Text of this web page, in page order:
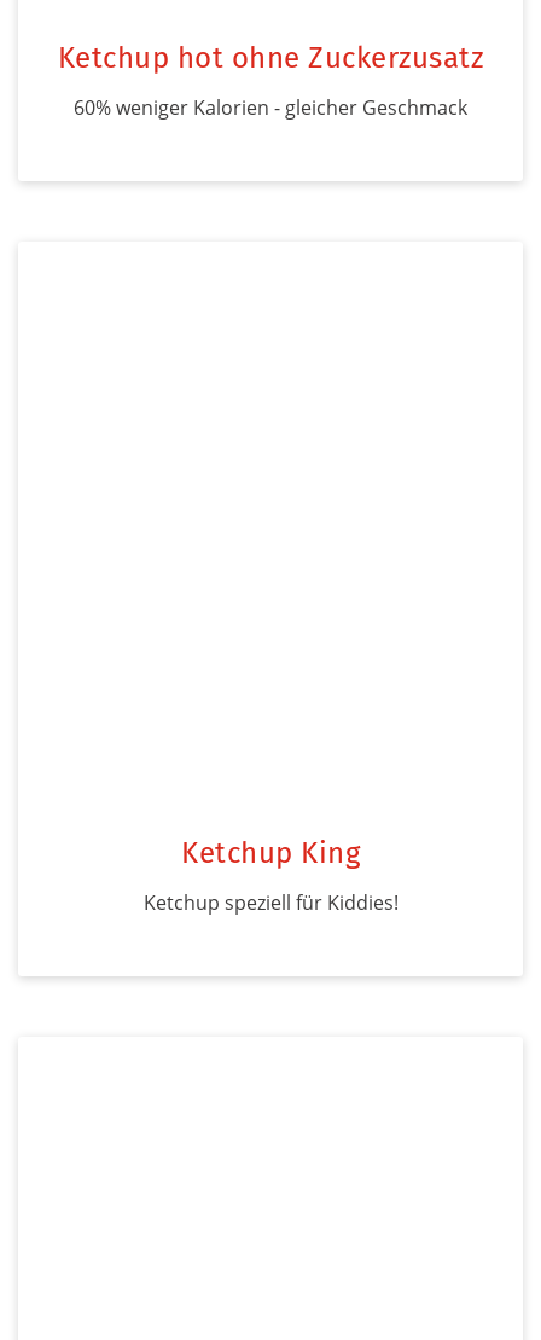
Ketchup hot ohne Zuckerzusatz
60% weniger Kalorien - gleicher Geschmack
Ketchup King
Ketchup speziell für Kiddies!